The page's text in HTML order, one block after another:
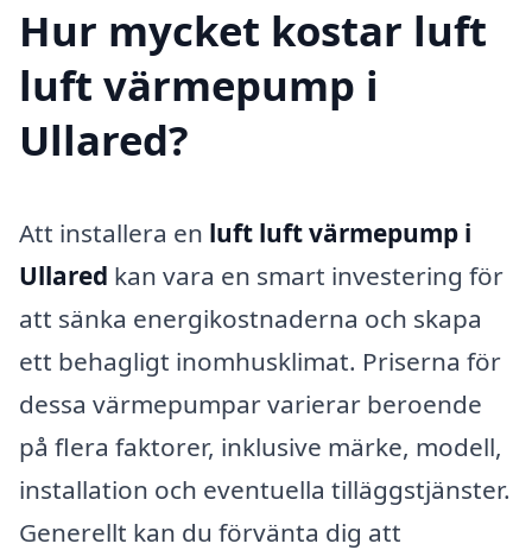
Hur mycket kostar luft
luft värmepump i
Ullared?
Att installera en luft luft värmepump i
Ullared kan vara en smart investering för
att sänka energikostnaderna och skapa
ett behagligt inomhusklimat. Priserna för
dessa värmepumpar varierar beroende
på flera faktorer, inklusive märke, modell,
installation och eventuella tilläggstjänster.
Generellt kan du förvänta dig att